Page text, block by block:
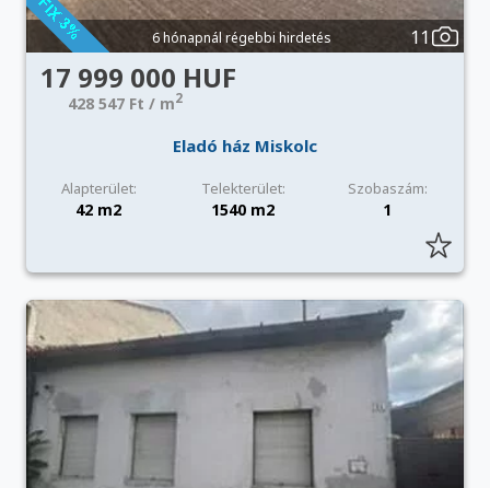
6 hónapnál régebbi hirdetés 11
17 999 000 HUF
428 547 Ft / m2
Eladó ház Miskolc
Alapterület: Telekterület: Szobaszám:
42 m2 1540 m2 1